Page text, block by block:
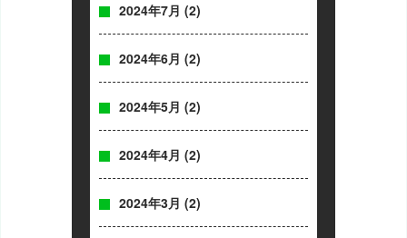
2024年7月 (2)
2024年6月 (2)
2024年5月 (2)
2024年4月 (2)
2024年3月 (2)